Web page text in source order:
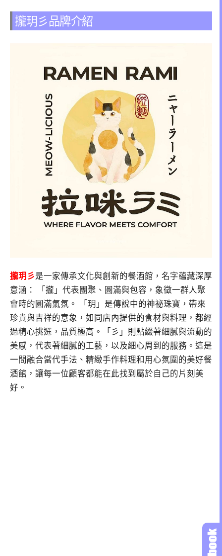
攏玥彡品牌介紹
攏玥彡是一家傳承文化與創新的餐酒館，名字蘊藏深厚
意涵： 「攏」代表團聚、圓滿與包容，象徵一群人聚
會時的圓滿氣氛。 「玥」是傳說中的神祕珠寶，帶來
珍貴與吉祥的意象，如同店內提供的食材與料理，都經
過精心挑選，品質極高。「彡」則點綴著細膩與流動的
美感，代表著細膩的工藝，以及細心周到的服務。這是
一間融合當代手法、精緻手作料理和用心氛圍的美好餐
酒館，讓每一位顧客都能在此找到屬於自己的片刻美
好。